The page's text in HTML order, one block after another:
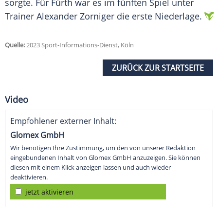
sorgte. Für Fürth war es im fünften Spiel unter
Trainer Alexander Zorniger die erste Niederlage.
Quelle:2023 Sport-Informations-Dienst, Köln
ZURÜCK ZUR STARTSEITE
Video
Empfohlener externer Inhalt:
Glomex GmbH
Wir benötigen Ihre Zustimmung, um den von unserer Redaktion
eingebundenen Inhalt von Glomex GmbH anzuzeigen. Sie können
diesen mit einem Klick anzeigen lassen und auch wieder
deaktivieren.
jetzt aktivieren